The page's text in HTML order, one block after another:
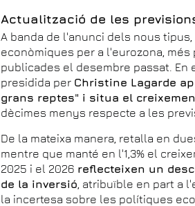
Actualització de les
A banda de l'anunci dels nous
econòmiques per a l'eurozona,
publicades el desembre passat.
presidida per Christine Lagarde
grans reptes" i situa el
dècimes menys respecte a les
De la mateixa manera, retalla en
mentre que manté en l'1,3% el
2025 i el 2026 reflecteixen un
de la inversió , atribuïble en part a
la incertesa sobre les polítiques